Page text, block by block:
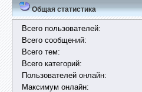
Общая статистика
Всего пользователей:
Всего сообщений:
Всего тем:
Всего категорий:
Пользователей онлайн:
Максимум онлайн: